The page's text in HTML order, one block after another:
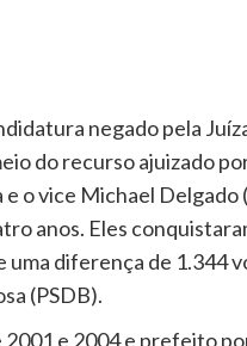
negado pela
do recurso ajuizado
o vice Michael Delgado
anos. Eles
uma diferença de 1.344
(PSDB).
e 2004 e prefeito